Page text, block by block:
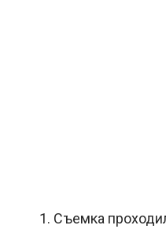
1. Съемка